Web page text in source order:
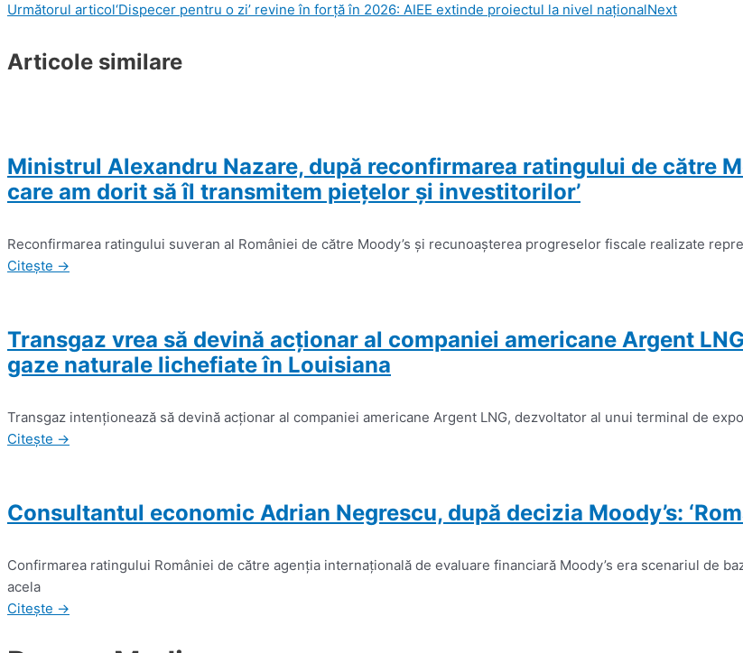
Următorul articol‘Dispecer pentru o zi’ revine în forță în 2026: AIEE extinde proiectul la nivel naționalNext
Articole similare
Ministrul Alexandru Nazare, după reconfirmarea ratingului de către
care am dorit să îl transmitem pieţelor şi investitorilor’
Reconfirmarea ratingului suveran al României de către Moody’s şi recunoaşterea progreselor fiscale realizate
Citește →
Transgaz vrea să devină acţionar al companiei americane Argent
gaze naturale lichefiate în Louisiana
Transgaz intenţionează să devină acţionar al companiei americane Argent LNG, dezvoltator al unui terminal de
Citește →
Consultantul economic Adrian Negrescu, după decizia Moody’s:
Confirmarea ratingului României de către agenţia internaţională de evaluare financiară Moody’s era scenariul de
acela
Citește →